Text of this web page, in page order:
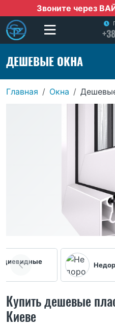
Звоните через ВАЙБЕР,
+38
ДЕШЕВЫЕ ОКНА
Главная Окна
Купить дешевые
Киеве